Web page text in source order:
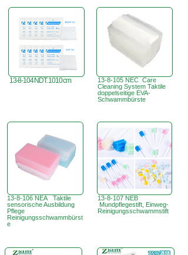
13-8-104 NDT. 1010 cm
13-8-105 NEC Care
Cleaning System Taktile
doppelseitige EVA-
Schwammbürste
13-8-106 NEA Taktile
sensorische Ausbildung
Pflege
Reinigungsschwammbürst
e
13-8-107 NEB
Mundpflegestift, Einweg-
Reinigungsschwammstift